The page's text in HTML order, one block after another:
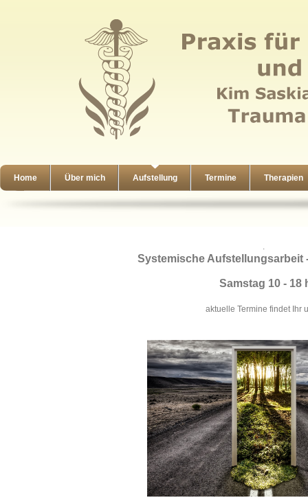
Home Über mich Aufstellung Termine Therapien
.
Systemische Aufstellungsarbeit
Samstag 10 - 18
aktuelle Termine findet Ihr